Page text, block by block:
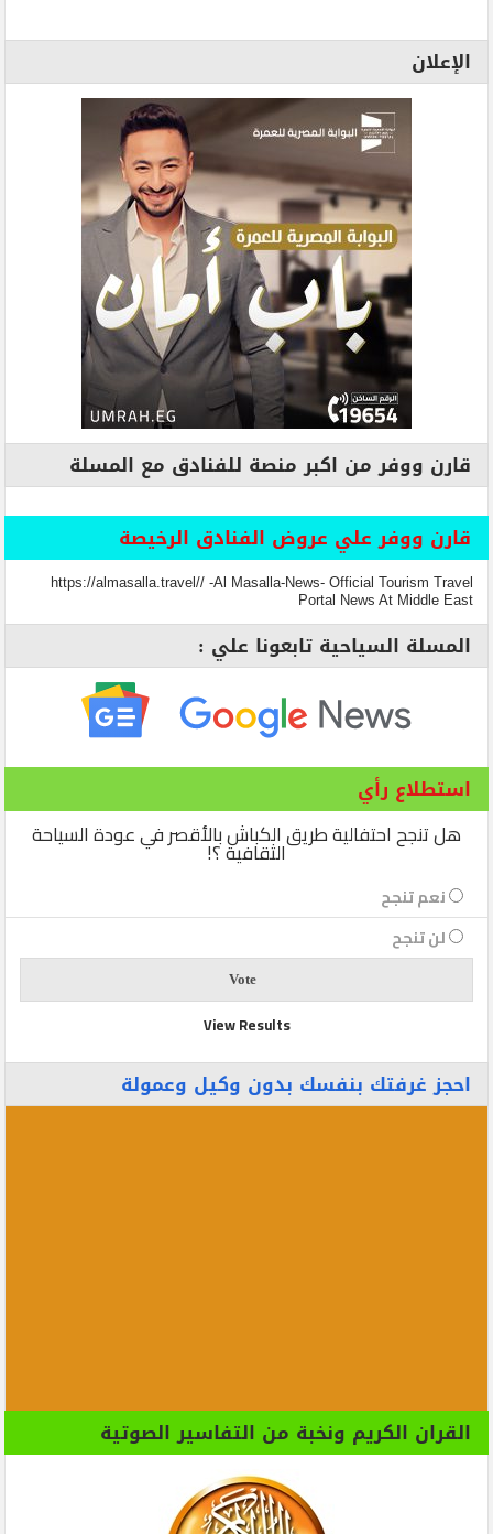
الإعلان
قارن ووفر من اكبر منصة للفنادق مع المسلة
قارن ووفر علي عروض الفنادق الرخيصة
https://almasalla.travel// -Al Masalla-News- Official Tourism Travel
Portal News At Middle East
المسلة السياحية تابعونا علي :
استطلاع رأي
هل تنجح احتفالية طريق الكباش بالأقصر في عودة السياحة
الثقافية ؟!
نعم تنجح
لن تنجح
View Results
احجز غرفتك بنفسك بدون وكيل وعمولة
القران الكريم ونخبة من التفاسير الصوتية